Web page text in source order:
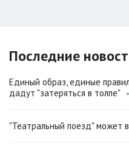
Последние
Единый образ, единые
дадут "затеряться в толпе"
•
"Театральный поезд" может